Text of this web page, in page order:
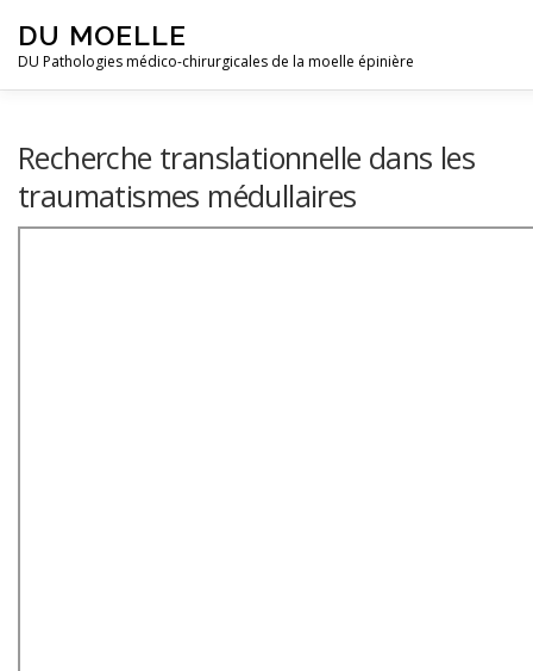
DU MOELLE
DU Pathologies médico-chirurgicales de la moelle épinière
Recherche translationnelle dans les
traumatismes médullaires